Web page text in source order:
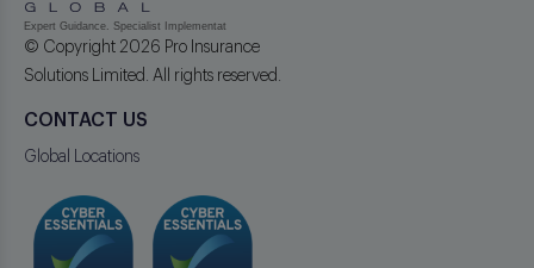
© Copyright 2026 Pro Insurance
Solutions Limited. All rights reserved.
CONTACT US
Global Locations